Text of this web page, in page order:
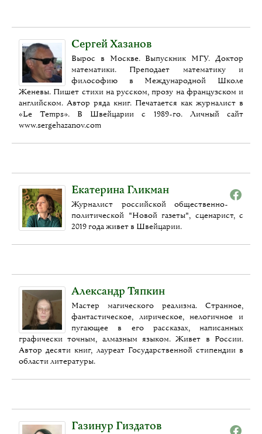
Сергей Хазанов
Вырос в Москве. Выпускник МГУ. Доктор
математики. Преподает математику и
философию в Международной Школе
Женевы. Пишет стихи на русском, прозу на французском и
английском. Автор ряда книг. Печатается как журналист в
«Le Temps». В Швейцарии с 1989-го. Личный сайт
www.sergehazanov.com
Екатерина Гликман
Журналист российской общественно-
политической "Новой газеты", сценарист, с
2019 года живет в Швейцарии.
Александр Тяпкин
Мастер магического реализма. Странное,
фантастическое, лирическое, нелогичное и
пугающее в его рассказах, написанных
графически точным, алмазным языком. Живет в России.
Автор десяти книг, лауреат Государственной стипендии в
области литературы.
Газинур Гиздатов